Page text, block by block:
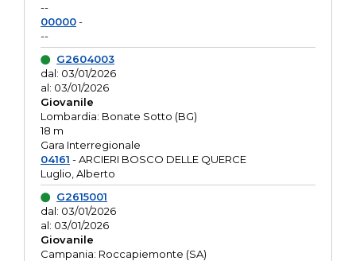
--
00000-
--
G2604003
dal: 03/01/2026
al: 03/01/2026
Giovanile
Lombardia: Bonate Sotto (BG)
18 m
Gara Interregionale
04161 - ARCIERI BOSCO DELLE QUERCE
Luglio, Alberto
G2615001
dal: 03/01/2026
al: 03/01/2026
Giovanile
Campania: Roccapiemonte (SA)